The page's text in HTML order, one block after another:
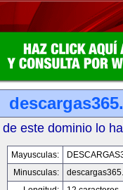
este dominio lo
Mayusculas:
Minusculas: